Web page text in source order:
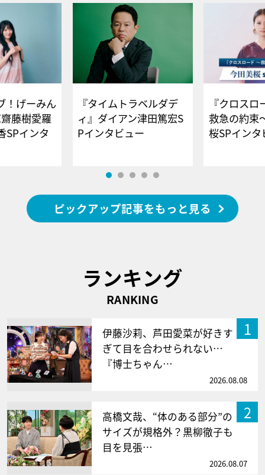
！げーみん
藤樹愛羅
SPインタ
『タイムトラベルダデ
ィ』ダイアン津田篤宏S
Pインタビュー
『クロス
救急の約束
桜SPイ
ピックアップ記事をもっと見る
ランキング
RANKING
1
伊藤沙莉、芦田愛菜が好きす
ぎて目を合わせられない…
『博士ちゃん…
2026.08.08
2
高橋文哉、“体のある部分”の
サイズが規格外？黒柳徹子も
目を見張…
2026.08.07